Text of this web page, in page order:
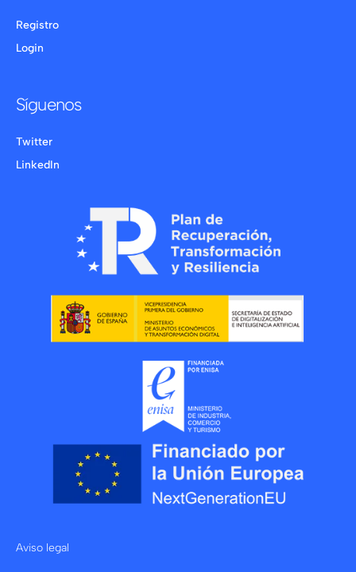
Registro
Login
Síguenos
Twitter
LinkedIn
Aviso legal